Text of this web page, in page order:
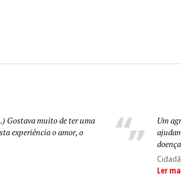
Gostava muito de ter uma
experiência o amor, o
Um
Ler